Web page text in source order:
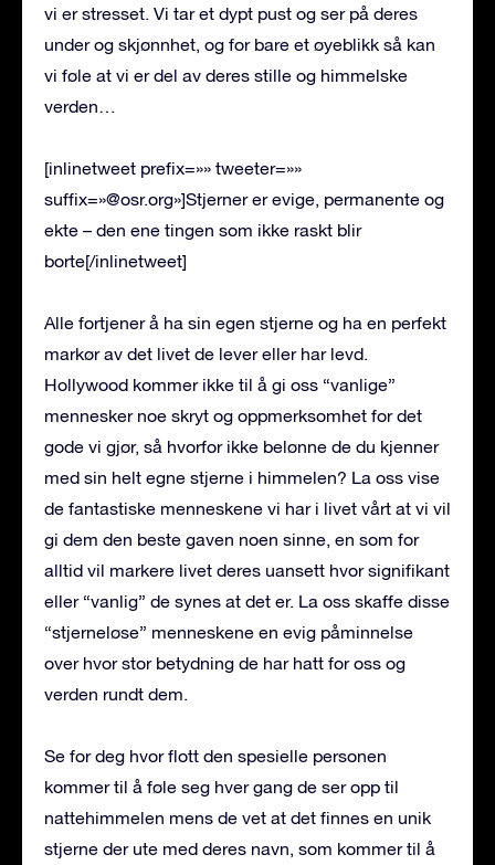
vi er stresset. Vi tar et dypt pust og ser på deres
under og skjønnhet, og for bare et øyeblikk så kan
vi føle at vi er del av deres stille og himmelske
verden…
[inlinetweet prefix=»» tweeter=»»
suffix=»@osr.org»]Stjerner er evige, permanente og
ekte – den ene tingen som ikke raskt blir
borte[/inlinetweet]
Alle fortjener å ha sin egen stjerne og ha en perfekt
markør av det livet de lever eller har levd.
Hollywood kommer ikke til å gi oss “vanlige”
mennesker noe skryt og oppmerksomhet for det
gode vi gjør, så hvorfor ikke belønne de du kjenner
med sin helt egne stjerne i himmelen? La oss vise
de fantastiske menneskene vi har i livet vårt at vi vil
gi dem den beste gaven noen sinne, en som for
alltid vil markere livet deres uansett hvor signifikant
eller “vanlig” de synes at det er. La oss skaffe disse
“stjerneløse” menneskene en evig påminnelse
over hvor stor betydning de har hatt for oss og
verden rundt dem.
Se for deg hvor flott den spesielle personen
kommer til å føle seg hver gang de ser opp til
nattehimmelen mens de vet at det finnes en unik
stjerne der ute med deres navn, som kommer til å